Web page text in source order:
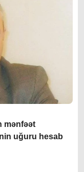
mənfəət
uğuru hesab